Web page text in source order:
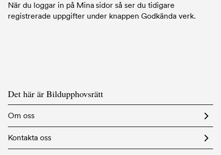
När du loggar in på Mina sidor så ser du tidigare
registrerade uppgifter under knappen Godkända verk.
Det här är Bildupphovsrätt
Om oss
Kontakta oss